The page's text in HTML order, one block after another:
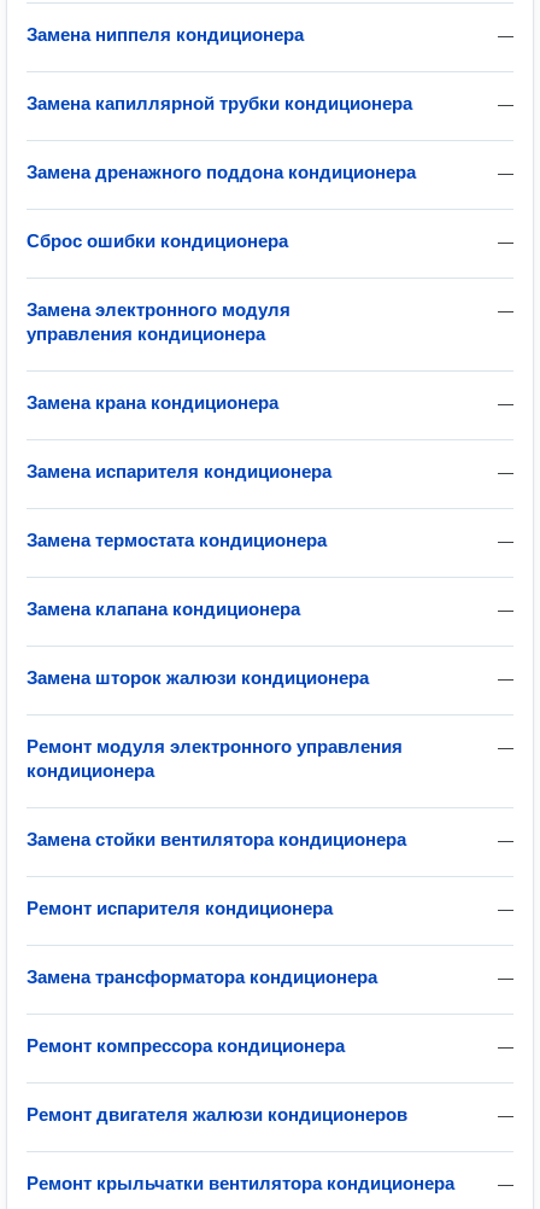
—
Замена ниппеля кондиционера
—
Замена капиллярной трубки кондиционера
—
Замена дренажного поддона кондиционера
—
Сброс ошибки кондиционера
—
Замена электронного модуля
управления кондиционера
—
Замена крана кондиционера
—
Замена испарителя кондиционера
—
Замена термостата кондиционера
—
Замена клапана кондиционера
—
Замена шторок жалюзи кондиционера
—
Ремонт модуля электронного управления
кондиционера
—
Замена стойки вентилятора кондиционера
—
Ремонт испарителя кондиционера
—
Замена трансформатора кондиционера
—
Ремонт компрессора кондиционера
—
Ремонт двигателя жалюзи кондиционеров
—
Ремонт крыльчатки вентилятора кондиционера